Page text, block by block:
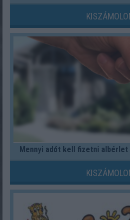
Mennyi adót kell fizetni albérlet